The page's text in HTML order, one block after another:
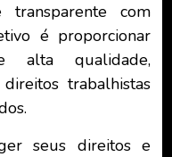
transparente com
é proporcionar
alta qualidade,
trabalhistas
seus direitos e